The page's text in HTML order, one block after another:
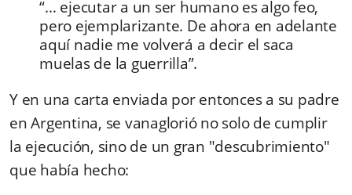
“… ejecutar a un ser humano es algo feo,
pero ejemplarizante. De ahora en adelante
aquí nadie me volverá a decir el saca
muelas de la guerrilla”.
Y en una carta enviada por entonces a su padre
en Argentina, se vanaglorió no solo de cumplir
la ejecución, sino de un gran "descubrimiento"
que había hecho: